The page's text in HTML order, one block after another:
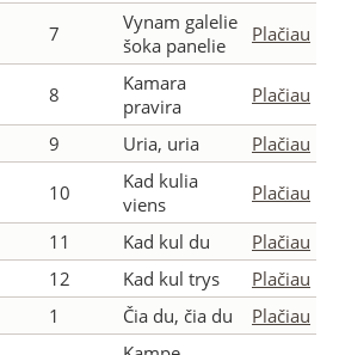
7
Vynam galelie
šoka panelie
Plačiau
8
Kamara
pravira
Plačiau
9 Uria, uria Plačiau
10
Kad kulia
viens
Plačiau
11 Kad kul du
Plačiau
12 Kad kul trys
Plačiau
1 Čia du, čia du Plačiau